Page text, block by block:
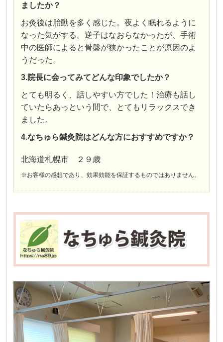
ましたか？
お灸後は胎動を多く感じた。夜よく眠れるように
なった気がする。逆子はなおらなかったが、手術
中の医師によると骨盤が狭かったことが原因のよ
うだった。
3.院長に会ってみてどんな印象でしたか？
とても明るく、話しやすい方でした！治療も話し
ていたらあっという間で、とてもリラックスでき
ました。
4.なちゅら鍼灸院はどんな方におすすめですか？
北海道札幌市 ２９歳
※お客様の感想であり、効果効能を保証するものではありません。